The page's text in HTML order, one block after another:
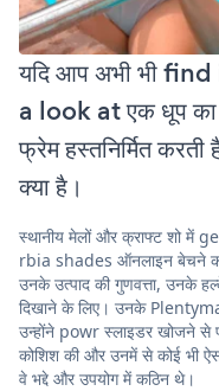
यदि आप अभी भी
a look at एक धूप
फ्रेम हस्तनिर्मित
क्या है।
स्थानीय मेलों और क्राफ्ट शो में
rbia shades ऑनलाइन बेचने
उनके उत्पाद की गुणवत्ता, उनके
दिखाने के लिए। उनके
उन्होंने powr स्लाइडर खोजने
कोशिश की और उनमें से कोई भी
वे भद्दे और उपयोग में कठिन थे।